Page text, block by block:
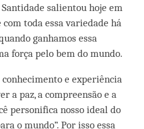
salientou hoje em
toda essa variedade há
ganhamos essa
força pelo bem do mundo.
e experiência
a paz, a compreensão e a
personifica nosso ideal do
o mundo”. Por isso essa